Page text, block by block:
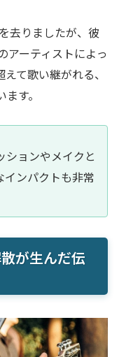
去りましたが、彼
アーティストによっ
て歌い継がれる、
す。
ョンやメイクと
ンパクトも非常
が生んだ伝